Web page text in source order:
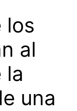
los
al
la
una